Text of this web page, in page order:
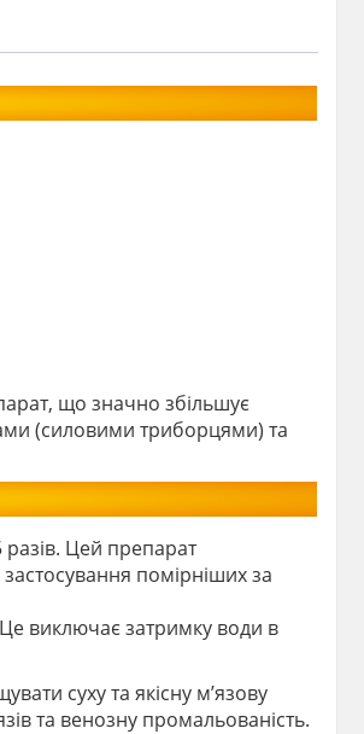
що значно збільшує
(силовими триборцями) та
Цей препарат
помірніших за
Це виключає затримку води в
суху та якісну м’язову
та венозну промальованість.